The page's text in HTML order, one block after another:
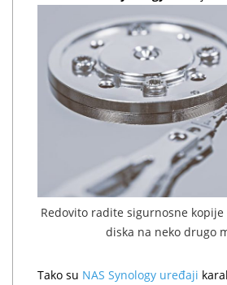
Redovito radite sigurnosne
diska na neko drugo
Tako su NAS Synology uređaji